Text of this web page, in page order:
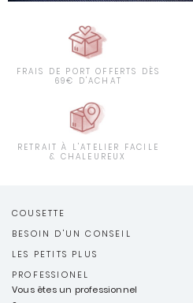
FRAIS DE PORT OFFERTS DÈS
69€ D'ACHAT
RETRAIT À L'ATELIER FACILE
& CHALEUREUX
COUSETTE
BESOIN D'UN CONSEIL
LES PETITS PLUS
PROFESSIONEL
Vous êtes un professionnel